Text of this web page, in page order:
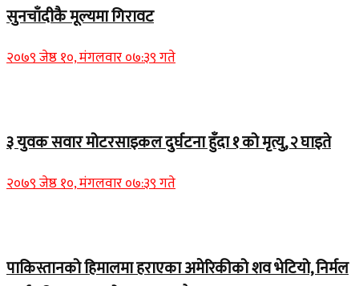
सुनचाँदीकै मूल्यमा गिरावट
२०७९ जेष्ठ १०, मंगलवार ०७:३९ गते
३ युवक सवार मोटरसाइकल दुर्घटना हुँदा १ को मृत्यु, २ घाइते
२०७९ जेष्ठ १०, मंगलवार ०७:३९ गते
पाकिस्तानको हिमालमा हराएका अमेरिकीको शव भेटियो, निर्मल